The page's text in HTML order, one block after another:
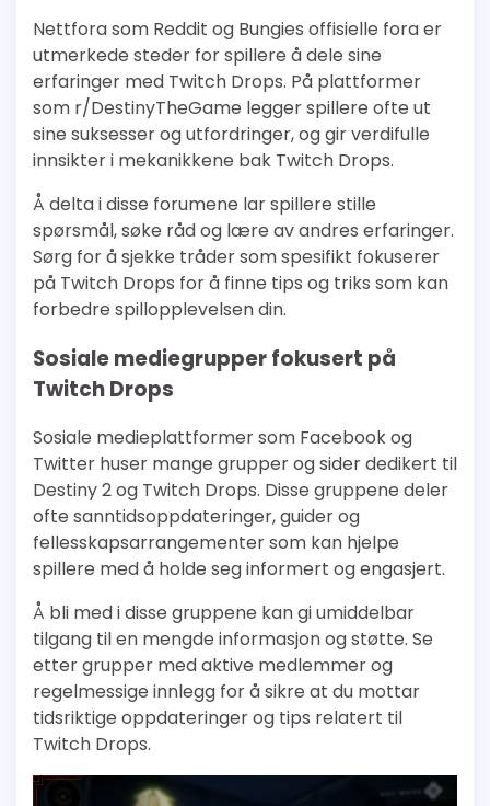
Nettfora som Reddit og Bungies offisielle fora er
utmerkede steder for spillere å dele sine
erfaringer med Twitch Drops. På plattformer
som r/DestinyTheGame legger spillere ofte ut
sine suksesser og utfordringer, og gir verdifulle
innsikter i mekanikkene bak Twitch Drops.
Å delta i disse forumene lar spillere stille
spørsmål, søke råd og lære av andres erfaringer.
Sørg for å sjekke tråder som spesifikt fokuserer
på Twitch Drops for å finne tips og triks som kan
forbedre spillopplevelsen din.
Sosiale mediegrupper fokusert på
Twitch Drops
Sosiale medieplattformer som Facebook og
Twitter huser mange grupper og sider dedikert til
Destiny 2 og Twitch Drops. Disse gruppene deler
ofte sanntidsoppdateringer, guider og
fellesskapsarrangementer som kan hjelpe
spillere med å holde seg informert og engasjert.
Å bli med i disse gruppene kan gi umiddelbar
tilgang til en mengde informasjon og støtte. Se
etter grupper med aktive medlemmer og
regelmessige innlegg for å sikre at du mottar
tidsriktige oppdateringer og tips relatert til
Twitch Drops.